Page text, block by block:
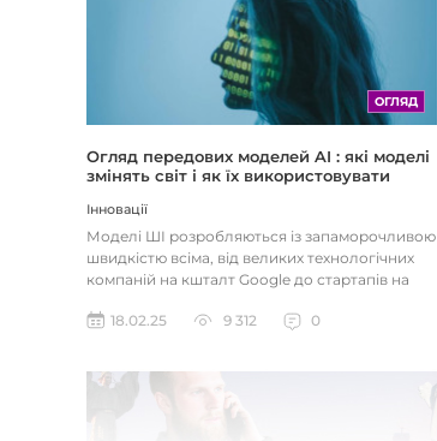
ОГЛЯД
Огляд передових моделей AI : які моделі
змінять світ і як їх використовувати
Інновації
Моделі ШІ розробляються із запаморочливою
швидкістю всіма, від великих технологічних
компаній на кшталт Google до стартапів на
18.02.25
9 312 0